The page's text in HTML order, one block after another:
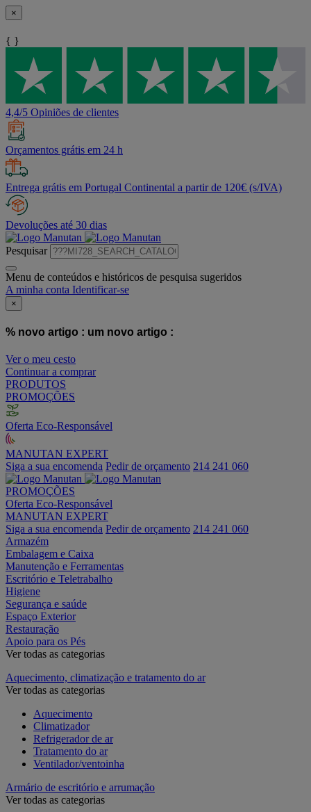
×
{ }
4,4/5 Opiniões de clientes
Orçamentos grátis em 24 h
Entrega grátis em Portugal Continental a partir de 120€ (s/IVA)
Devoluções até 30 dias
Pesquisar
Menu de conteúdos e históricos de pesquisa sugeridos
A minha conta Identificar-se
×
% novo artigo : um novo artigo :
Ver o meu cesto
Continuar a comprar
PRODUTOS
PROMOÇÕES
Oferta Eco-Responsável
MANUTAN EXPERT
Siga a sua encomenda Pedir de orçamento 214 241 060
PROMOÇÕES
Oferta Eco-Responsável
MANUTAN EXPERT
Siga a sua encomenda Pedir de orçamento 214 241 060
Armazém
Embalagem e Caixa
Manutenção e Ferramentas
Escritório e Teletrabalho
Higiene
Segurança e saúde
Espaço Exterior
Restauração
Apoio para os Pés
Ver todas as categorias
Aquecimento, climatização e tratamento do ar
Ver todas as categorias
Aquecimento
Climatizador
Refrigerador de ar
Tratamento do ar
Ventilador/ventoinha
Armário de escritório e arrumação
Ver todas as categorias